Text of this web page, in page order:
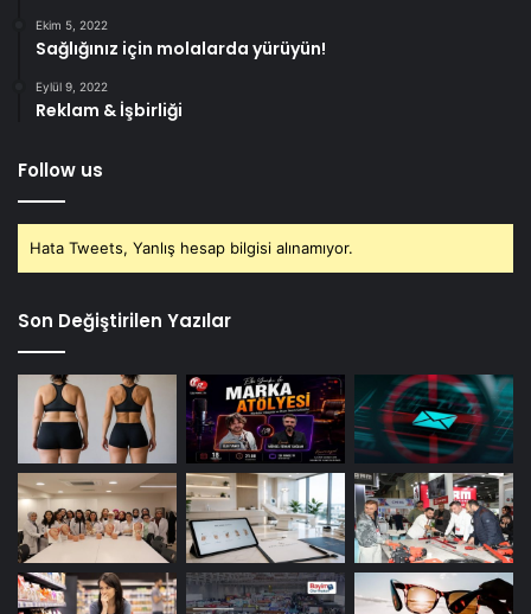
Ekim 5, 2022
Sağlığınız için molalarda yürüyün!
Eylül 9, 2022
Reklam & İşbirliği
Follow us
Hata Tweets, Yanlış hesap bilgisi alınamıyor.
Son Değiştirilen Yazılar